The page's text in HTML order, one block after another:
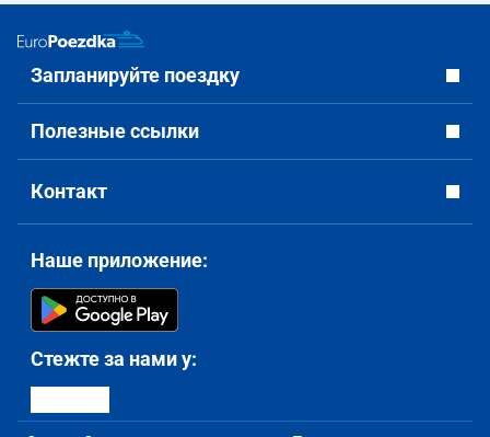
Запланируйте поездку
Полезные ссылки
Контакт
Наше приложение:
Стежте за нами у: